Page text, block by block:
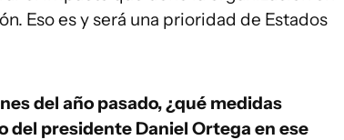
Eso es y será una prioridad de Estados
del año pasado, ¿qué medidas
presidente Daniel Ortega en ese